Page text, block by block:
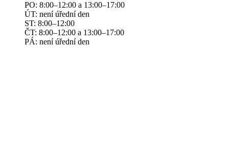
PO: 8:00–12:00 a 13:00–17:00
ÚT: není úřední den
ST: 8:00–12:00
ČT: 8:00–12:00 a 13:00–17:00
PÁ: není úřední den